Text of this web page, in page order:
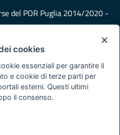
del POR Puglia 2014/2020 -
×
cookies
essenziali per garantire il
e cookie di terze parti per
esterni. Questi ultimi
il consenso.